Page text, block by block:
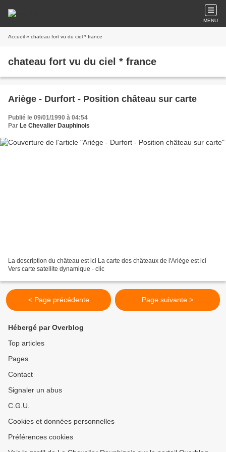
MENU
Accueil » chateau fort vu du ciel * france
chateau fort vu du ciel * france
Ariège - Durfort - Position château sur carte
Publié le 09/01/1990 à 04:54
Par Le Chevalier Dauphinois
La description du château est ici La carte des châteaux de l'Ariège est ici
Vers carte satellite dynamique - clic
< Page précédente Page suivante >
Hébergé par Overblog
Top articles
Pages
Contact
Signaler un abus
C.G.U.
Cookies et données personnelles
Préférences cookies